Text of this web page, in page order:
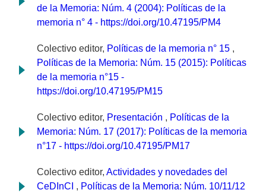
de la Memoria: Núm. 4 (2004): Políticas de la
memoria n° 4 - https://doi.org/10.47195/PM4
Colectivo editor, Políticas de la memoria n° 15 ,
Políticas de la Memoria: Núm. 15 (2015): Políticas
de la memoria n°15 -
https://doi.org/10.47195/PM15
Colectivo editor, Presentación , Políticas de la
Memoria: Núm. 17 (2017): Políticas de la memoria
n°17 - https://doi.org/10.47195/PM17
Colectivo editor, Actividades y novedades del
CeDInCI , Políticas de la Memoria: Núm. 10/11/12